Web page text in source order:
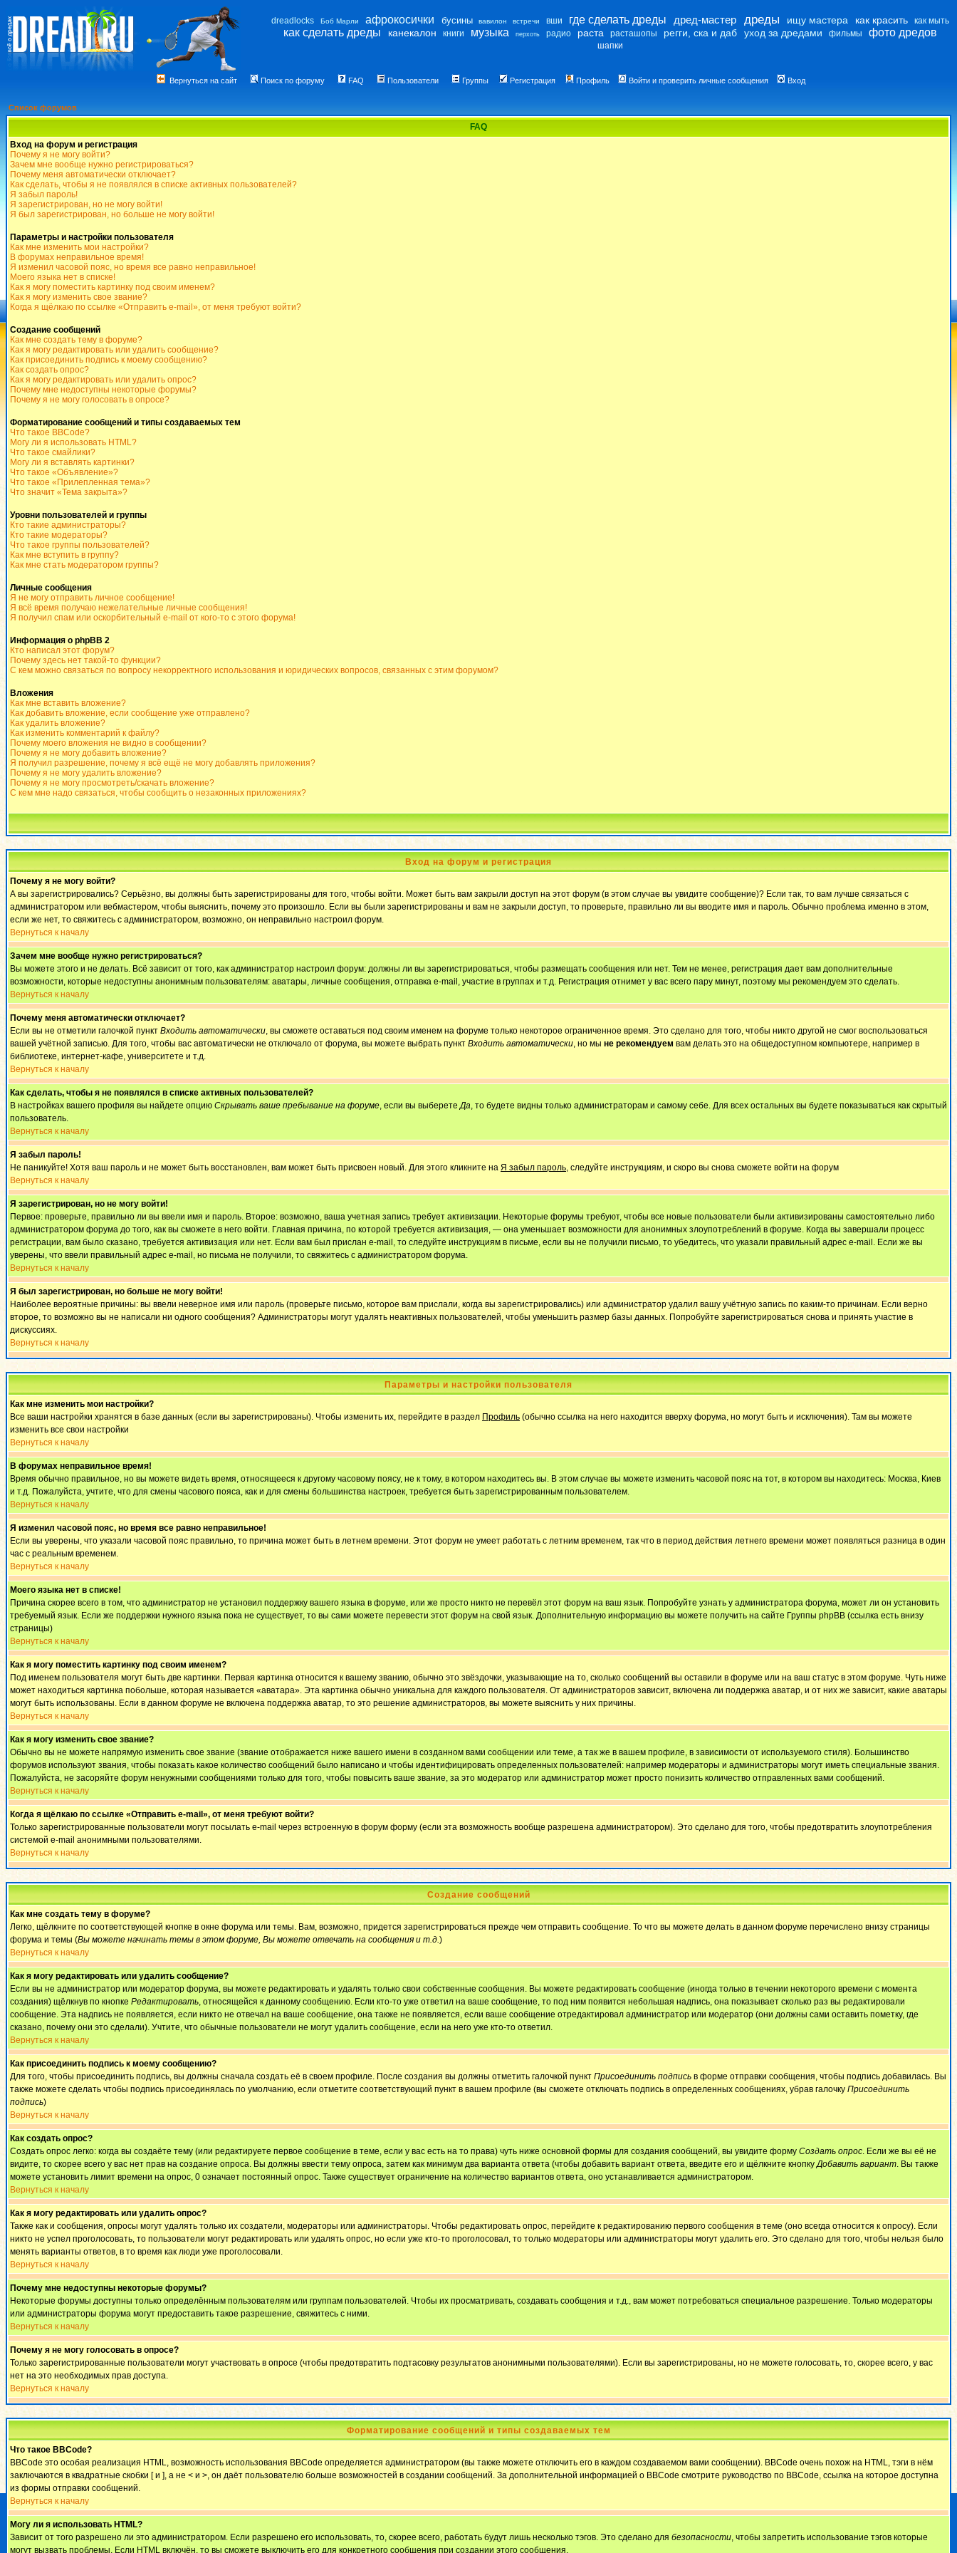
dreadlocks Боб Марли афрокосички бусины вавилон встречи вши где сделать дреды дред-мастер дреды ищу мастера как красить как мыть
как сделать дреды канекалон книги музыка перхоть радио раста расташопы регги, ска и даб уход за дредами фильмы фото дредов
шапки
Вернуться на сайт Поиск по форуму FAQ Пользователи Группы Регистрация Профиль Войти и проверить личные сообщения Вход
Список форумов
FAQ
Вход на форум и регистрация
Почему я не могу войти?
Зачем мне вообще нужно регистрироваться?
Почему меня автоматически отключает?
Как сделать, чтобы я не появлялся в списке активных пользователей?
Я забыл пароль!
Я зарегистрирован, но не могу войти!
Я был зарегистрирован, но больше не могу войти!
Параметры и настройки пользователя
Как мне изменить мои настройки?
В форумах неправильное время!
Я изменил часовой пояс, но время все равно неправильное!
Моего языка нет в списке!
Как я могу поместить картинку под своим именем?
Как я могу изменить свое звание?
Когда я щёлкаю по ссылке «Отправить e-mail», от меня требуют войти?
Создание сообщений
Как мне создать тему в форуме?
Как я могу редактировать или удалить сообщение?
Как присоединить подпись к моему сообщению?
Как создать опрос?
Как я могу редактировать или удалить опрос?
Почему мне недоступны некоторые форумы?
Почему я не могу голосовать в опросе?
Форматирование сообщений и типы создаваемых тем
Что такое BBCode?
Могу ли я использовать HTML?
Что такое смайлики?
Могу ли я вставлять картинки?
Что такое «Объявление»?
Что такое «Прилепленная тема»?
Что значит «Тема закрыта»?
Уровни пользователей и группы
Кто такие администраторы?
Кто такие модераторы?
Что такое группы пользователей?
Как мне вступить в группу?
Как мне стать модератором группы?
Личные сообщения
Я не могу отправить личное сообщение!
Я всё время получаю нежелательные личные сообщения!
Я получил спам или оскорбительный e-mail от кого-то с этого форума!
Информация о phpBB 2
Кто написал этот форум?
Почему здесь нет такой-то функции?
С кем можно связаться по вопросу некорректного использования и юридических вопросов, связанных с этим форумом?
Вложения
Как мне вставить вложение?
Как добавить вложение, если сообщение уже отправлено?
Как удалить вложение?
Как изменить комментарий к файлу?
Почему моего вложения не видно в сообщении?
Почему я не могу добавить вложение?
Я получил разрешение, почему я всё ещё не могу добавлять приложения?
Почему я не могу удалить вложение?
Почему я не могу просмотреть/скачать вложение?
С кем мне надо связаться, чтобы сообщить о незаконных приложениях?
Вход на форум и регистрация
Почему я не могу войти?
А вы зарегистрировались? Серьёзно, вы должны быть зарегистрированы для того, чтобы войти. Может быть вам закрыли доступ на этот форум (в этом случае вы увидите сообщение)? Если так, то вам лучше связаться с
администратором или вебмастером, чтобы выяснить, почему это произошло. Если вы были зарегистрированы и вам не закрыли доступ, то проверьте, правильно ли вы вводите имя и пароль. Обычно проблема именно в этом,
если же нет, то свяжитесь с администратором, возможно, он неправильно настроил форум.
Вернуться к началу
Зачем мне вообще нужно регистрироваться?
Вы можете этого и не делать. Всё зависит от того, как администратор настроил форум: должны ли вы зарегистрироваться, чтобы размещать сообщения или нет. Тем не менее, регистрация дает вам дополнительные
возможности, которые недоступны анонимным пользователям: аватары, личные сообщения, отправка e-mail, участие в группах и т.д. Регистрация отнимет у вас всего пару минут, поэтому мы рекомендуем это сделать.
Вернуться к началу
Почему меня автоматически отключает?
Если вы не отметили галочкой пункт Входить автоматически, вы сможете оставаться под своим именем на форуме только некоторое ограниченное время. Это сделано для того, чтобы никто другой не смог воспользоваться
вашей учётной записью. Для того, чтобы вас автоматически не отключало от форума, вы можете выбрать пункт Входить автоматически, но мы не рекомендуем вам делать это на общедоступном компьютере, например в
библиотеке, интернет-кафе, университете и т.д.
Вернуться к началу
Как сделать, чтобы я не появлялся в списке активных пользователей?
В настройках вашего профиля вы найдете опцию Скрывать ваше пребывание на форуме, если вы выберетеДа, то будете видны только администраторам и самому себе. Для всех остальных вы будете показываться как скрытый
пользователь.
Вернуться к началу
Я забыл пароль!
Не паникуйте! Хотя ваш пароль и не может быть восстановлен, вам может быть присвоен новый. Для этого кликните на Я забыл пароль, следуйте инструкциям, и скоро вы снова сможете войти на форум
Вернуться к началу
Я зарегистрирован, но не могу войти!
Первое: проверьте, правильно ли вы ввели имя и пароль. Второе: возможно, ваша учетная запись требует активизации. Некоторые форумы требуют, чтобы все новые пользователи были активизированы самостоятельно либо
администратором форума до того, как вы сможете в него войти. Главная причина, по которой требуется активизация, — она уменьшает возможности для анонимных злоупотреблений в форуме. Когда вы завершали процесс
регистрации, вам было сказано, требуется активизация или нет. Если вам был прислан e-mail, то следуйте инструкциям в письме, если вы не получили письмо, то убедитесь, что указали правильный адрес e-mail. Если же вы
уверены, что ввели правильный адрес e-mail, но письма не получили, то свяжитесь с администратором форума.
Вернуться к началу
Я был зарегистрирован, но больше не могу войти!
Наиболее вероятные причины: вы ввели неверное имя или пароль (проверьте письмо, которое вам прислали, когда вы зарегистрировались) или администратор удалил вашу учётную запись по каким-то причинам. Если верно
второе, то возможно вы не написали ни одного сообщения? Администраторы могут удалять неактивных пользователей, чтобы уменьшить размер базы данных. Попробуйте зарегистрироваться снова и принять участие в
дискуссиях.
Вернуться к началу
Параметры и настройки пользователя
Как мне изменить мои настройки?
Все ваши настройки хранятся в базе данных (если вы зарегистрированы). Чтобы изменить их, перейдите в раздел Профиль (обычно ссылка на него находится вверху форума, но могут быть и исключения). Там вы можете
изменить все свои настройки
Вернуться к началу
В форумах неправильное время!
Время обычно правильное, но вы можете видеть время, относящееся к другому часовому поясу, не к тому, в котором находитесь вы. В этом случае вы можете изменить часовой пояс на тот, в котором вы находитесь: Москва, Киев
и т.д. Пожалуйста, учтите, что для смены часового пояса, как и для смены большинства настроек, требуется быть зарегистрированным пользователем.
Вернуться к началу
Я изменил часовой пояс, но время все равно неправильное!
Если вы уверены, что указали часовой пояс правильно, то причина может быть в летнем времени. Этот форум не умеет работать с летним временем, так что в период действия летнего времени может появляться разница в один
час с реальным временем.
Вернуться к началу
Моего языка нет в списке!
Причина скорее всего в том, что администратор не установил поддержку вашего языка в форуме, или же просто никто не перевёл этот форум на ваш язык. Попробуйте узнать у администратора форума, может ли он установить
требуемый язык. Если же поддержки нужного языка пока не существует, то вы сами можете перевести этот форум на свой язык. Дополнительную информацию вы можете получить на сайте Группы phpBB (ссылка есть внизу
страницы)
Вернуться к началу
Как я могу поместить картинку под своим именем?
Под именем пользователя могут быть две картинки. Первая картинка относится к вашему званию, обычно это звёздочки, указывающие на то, сколько сообщений вы оставили в форуме или на ваш статус в этом форуме. Чуть ниже
может находиться картинка побольше, которая называется «аватара». Эта картинка обычно уникальна для каждого пользователя. От администраторов зависит, включена ли поддержка аватар, и от них же зависит, какие аватары
могут быть использованы. Если в данном форуме не включена поддержка аватар, то это решение администраторов, вы можете выяснить у них причины.
Вернуться к началу
Как я могу изменить свое звание?
Обычно вы не можете напрямую изменить свое звание (звание отображается ниже вашего имени в созданном вами сообщении или теме, а так же в вашем профиле, в зависимости от используемого стиля). Большинство
форумов используют звания, чтобы показать какое количество сообщений было написано и чтобы идентифицировать определенных пользователей: например модераторы и администраторы могут иметь специальные звания.
Пожалуйста, не засоряйте форум ненужными сообщениями только для того, чтобы повысить ваше звание, за это модератор или администратор может просто понизить количество отправленных вами сообщений.
Вернуться к началу
Когда я щёлкаю по ссылке «Отправить e-mail», от меня требуют войти?
Только зарегистрированные пользователи могут посылать e-mail через встроенную в форум форму (если эта возможность вообще разрешена администратором). Это сделано для того, чтобы предотвратить злоупотребления
системой e-mail анонимными пользователями.
Вернуться к началу
Создание сообщений
Как мне создать тему в форуме?
Легко, щёлкните по соответствующей кнопке в окне форума или темы. Вам, возможно, придется зарегистрироваться прежде чем отправить сообщение. То что вы можете делать в данном форуме перечислено внизу страницы
форума и темы (Вы можете начинать темы в этом форуме, Вы можете отвечать на сообщения и т.д.)
Вернуться к началу
Как я могу редактировать или удалить сообщение?
Если вы не администратор или модератор форума, вы можете редактировать и удалять только свои собственные сообщения. Вы можете редактировать сообщение (иногда только в течении некоторого времени с момента
создания) щёлкнув по кнопке Редактировать, относящейся к данному сообщению. Если кто-то уже ответил на ваше сообщение, то под ним появится небольшая надпись, она показывает сколько раз вы редактировали
сообщение. Эта надпись не появляется, если никто не отвечал на ваше сообщение, она также не появляется, если ваше сообщение отредактировал администратор или модератор (они должны сами оставить пометку, где
сказано, почему они это сделали). Учтите, что обычные пользователи не могут удалить сообщение, если на него уже кто-то ответил.
Вернуться к началу
Как присоединить подпись к моему сообщению?
Для того, чтобы присоединить подпись, вы должны сначала создать её в своем профиле. После создания вы должны отметить галочкой пункт Присоединить подпись в форме отправки сообщения, чтобы подпись добавилась. Вы
также можете сделать чтобы подпись присоединялась по умолчанию, если отметите соответствующий пункт в вашем профиле (вы сможете отключать подпись в определенных сообщениях, убрав галочку Присоединить
подпись)
Вернуться к началу
Как создать опрос?
Создать опрос легко: когда вы создаёте тему (или редактируете первое сообщение в теме, если у вас есть на то права) чуть ниже основной формы для создания сообщений, вы увидите форму Создать опрос. Если же вы её не
видите, то скорее всего у вас нет прав на создание опроса. Вы должны ввести тему опроса, затем как минимум два варианта ответа (чтобы добавить вариант ответа, введите его и щёлкните кнопкуДобавить вариант. Вы также
можете установить лимит времени на опрос, 0 означает постоянный опрос. Также существует ограничение на количество вариантов ответа, оно устанавливается администратором.
Вернуться к началу
Как я могу редактировать или удалить опрос?
Также как и сообщения, опросы могут удалять только их создатели, модераторы или администраторы. Чтобы редактировать опрос, перейдите к редактированию первого сообщения в теме (оно всегда относится к опросу). Если
никто не успел проголосовать, то пользователи могут редактировать или удалять опрос, но если уже кто-то проголосовал, то только модераторы или администраторы могут удалить его. Это сделано для того, чтобы нельзя было
менять варианты ответов, в то время как люди уже проголосовали.
Вернуться к началу
Почему мне недоступны некоторые форумы?
Некоторые форумы доступны только определённым пользователям или группам пользователей. Чтобы их просматривать, создавать сообщения и т.д., вам может потребоваться специальное разрешение. Только модераторы
или администраторы форума могут предоставить такое разрешение, свяжитесь с ними.
Вернуться к началу
Почему я не могу голосовать в опросе?
Только зарегистрированные пользователи могут участвовать в опросе (чтобы предотвратить подтасовку результатов анонимными пользователями). Если вы зарегистрированы, но не можете голосовать, то, скорее всего, у вас
нет на это необходимых прав доступа.
Вернуться к началу
Форматирование сообщений и типы создаваемых тем
Что такое BBCode?
BBCode это особая реализация HTML, возможность использования BBCode определяется администратором (вы также можете отключить его в каждом создаваемом вами сообщении). BBCode очень похож на HTML, тэги в нём
заключаются в квадратные скобки [ и ], а не < и >, он даёт пользователю больше возможностей в создании сообщений. За дополнительной информацией о BBCode смотрите руководство по BBCode, ссылка на которое доступна
из формы отправки сообщений.
Вернуться к началу
Могу ли я использовать HTML?
Зависит от того разрешено ли это администратором. Если разрешено его использовать, то, скорее всего, работать будут лишь несколько тэгов. Это сделано для безопасности, чтобы запретить использование тэгов которые
могут вызвать проблемы. Если HTML включён, то вы сможете выключить его для конкретного сообщения при создании этого сообщения.